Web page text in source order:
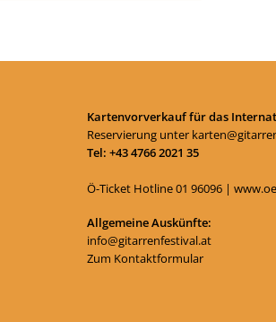
Kartenvorverkauf für das
Reservierung unter
Tel: +43 4766 2021 35
Ö-Ticket Hotline01 96096|
Allgemeine Auskünfte:
info@gitarrenfestival.at
Zum Kontaktformular